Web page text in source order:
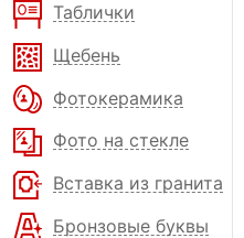
Таблички
Щебень
Фотокерамика
Фото на стекле
Вставка из гранита
Бронзовые буквы